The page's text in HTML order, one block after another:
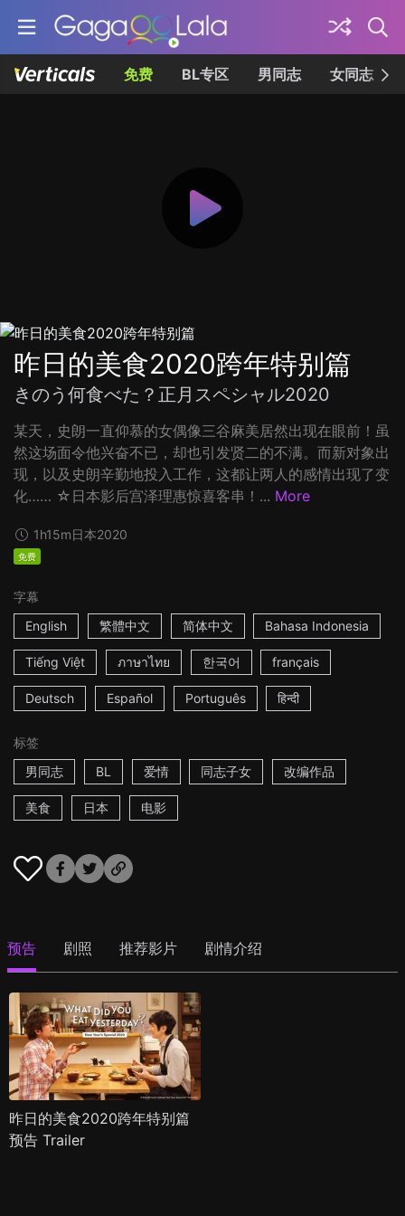
免费 BL专区 男同志 女同志
昨日的美食2020跨年特别篇
きのう何食べた？正月スペシャル2020
某天，史朗一直仰慕的女偶像三谷麻美居然出现在眼前！虽
然这场面令他兴奋不已，却也引发贤二的不满。而新对象出
现，以及史朗辛勤地投入工作，这都让两人的感情出现了变
化…… ☆日本影后宫泽理惠惊喜客串！... More
1h15m日本2020
免费
字幕
English
繁體中文 简体中文 Bahasa Indonesia
Tiếng Việt ภาษาไทย 한국어 français
Deutsch Español Português हिन्दी
标签
男同志
BL 爱情 同志子女 改编作品
美食 日本 电影
预告 剧照 推荐影片 剧情介绍
昨日的美食2020跨年特别篇
预告 Trailer